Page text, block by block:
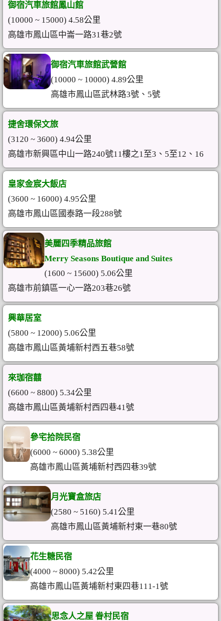
御宿汽車旅館鳳山館
(10000 ~ 15000) 4.58公里
高雄市鳳山區中崙一路31巷2號
御宿汽車旅館武營館
(10000 ~ 10000) 4.89公里
高雄市鳳山區武林路3號、5號
捷舍環保文旅
(3120 ~ 3600) 4.94公里
高雄市新興區中山一路240號11樓之1至3、5至12、16
皇家金宸大飯店
(3600 ~ 16000) 4.95公里
高雄市鳳山區國泰路一段288號
美麗四季精品旅館
Merry Seasons Boutique and Suites
(1600 ~ 15600) 5.06公里
高雄市前鎮區一心一路203巷26號
興華居室
(5800 ~ 12000) 5.06公里
高雄市鳳山區黃埔新村西五巷58號
來珈宿囍
(6600 ~ 8800) 5.34公里
高雄市鳳山區黃埔新村西四巷41號
參宅拾院民宿
(6000 ~ 6000) 5.38公里
高雄市鳳山區黃埔新村西四巷39號
月光寶盒旅店
(2580 ~ 5160) 5.41公里
高雄市鳳山區黃埔新村東一巷80號
花生糖民宿
(4000 ~ 8000) 5.42公里
高雄市鳳山區黃埔新村東四巷111-1號
思念人之屋 眷村民宿